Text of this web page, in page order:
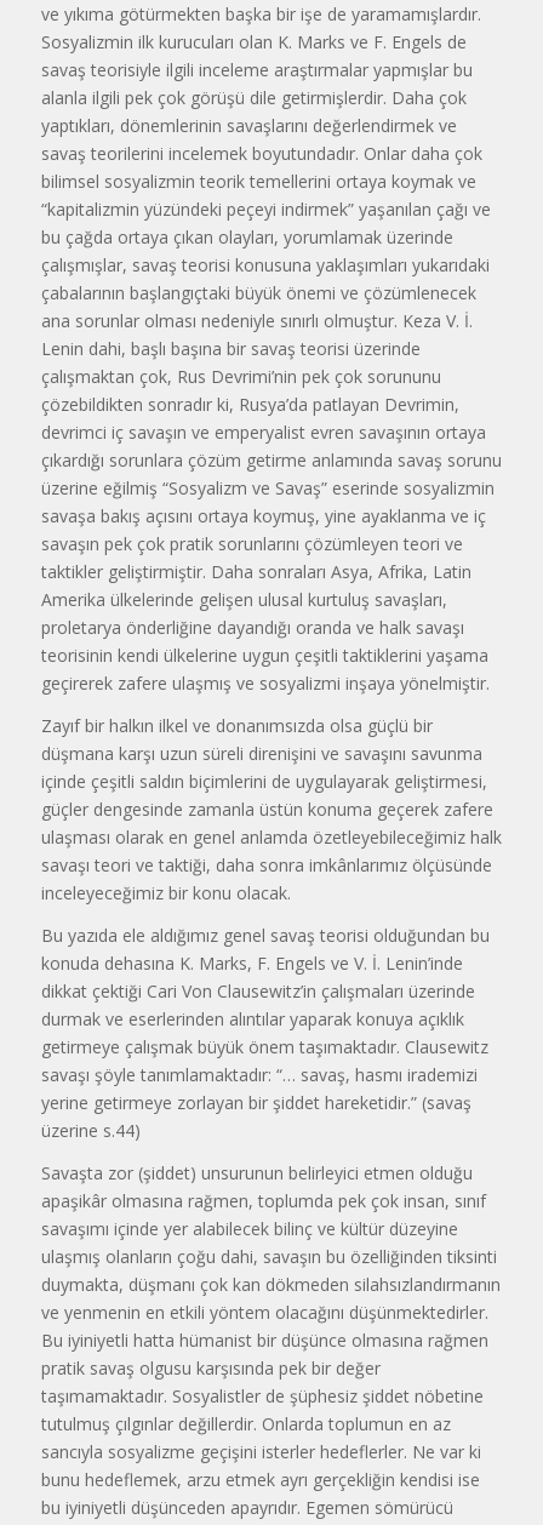
ve yıkıma götürmekten başka bir işe de yaramamışlardır.
Sosyalizmin ilk kurucuları olan K. Marks ve F. Engels de
savaş teorisiyle ilgili inceleme araştırmalar yapmışlar bu
alanla ilgili pek çok görüşü dile getirmişlerdir. Daha çok
yaptıkları, dönemlerinin savaşlarını değerlendirmek ve
savaş teorilerini incelemek boyutundadır. Onlar daha çok
bilimsel sosyalizmin teorik temellerini ortaya koymak ve
“kapitalizmin yüzündeki peçeyi indirmek” yaşanılan çağı ve
bu çağda ortaya çıkan olayları, yorumlamak üzerinde
çalışmışlar, savaş teorisi konusuna yaklaşımları yukarıdaki
çabalarının başlangıçtaki büyük önemi ve çözümlenecek
ana sorunlar olması nedeniyle sınırlı olmuştur. Keza V. İ.
Lenin dahi, başlı başına bir savaş teorisi üzerinde
çalışmaktan çok, Rus Devrimi’nin pek çok sorununu
çözebildikten sonradır ki, Rusya’da patlayan Devrimin,
devrimci iç savaşın ve emperyalist evren savaşının ortaya
çıkardığı sorunlara çözüm getirme anlamında savaş sorunu
üzerine eğilmiş “Sosyalizm ve Savaş” eserinde sosyalizmin
savaşa bakış açısını ortaya koymuş, yine ayaklanma ve iç
savaşın pek çok pratik sorunlarını çözümleyen teori ve
taktikler geliştirmiştir. Daha sonraları Asya, Afrika, Latin
Amerika ülkelerinde gelişen ulusal kurtuluş savaşları,
proletarya önderliğine dayandığı oranda ve halk savaşı
teorisinin kendi ülkelerine uygun çeşitli taktiklerini yaşama
geçirerek zafere ulaşmış ve sosyalizmi inşaya yönelmiştir.
Zayıf bir halkın ilkel ve donanımsızda olsa güçlü bir
düşmana karşı uzun süreli direnişini ve savaşını savunma
içinde çeşitli saldın biçimlerini de uygulayarak geliştirmesi,
güçler dengesinde zamanla üstün konuma geçerek zafere
ulaşması olarak en genel anlamda özetleyebileceğimiz halk
savaşı teori ve taktiği, daha sonra imkânlarımız ölçüsünde
inceleyeceğimiz bir konu olacak.
Bu yazıda ele aldığımız genel savaş teorisi olduğundan bu
konuda dehasına K. Marks, F. Engels ve V. İ. Lenin’inde
dikkat çektiği Cari Von Clausewitz’in çalışmaları üzerinde
durmak ve eserlerinden alıntılar yaparak konuya açıklık
getirmeye çalışmak büyük önem taşımaktadır. Clausewitz
savaşı şöyle tanımlamaktadır: “… savaş, hasmı irademizi
yerine getirmeye zorlayan bir şiddet hareketidir.” (savaş
üzerine s.44)
Savaşta zor (şiddet) unsurunun belirleyici etmen olduğu
apaşikâr olmasına rağmen, toplumda pek çok insan, sınıf
savaşımı içinde yer alabilecek bilinç ve kültür düzeyine
ulaşmış olanların çoğu dahi, savaşın bu özelliğinden tiksinti
duymakta, düşmanı çok kan dökmeden silahsızlandırmanın
ve yenmenin en etkili yöntem olacağını düşünmektedirler.
Bu iyiniyetli hatta hümanist bir düşünce olmasına rağmen
pratik savaş olgusu karşısında pek bir değer
taşımamaktadır. Sosyalistler de şüphesiz şiddet nöbetine
tutulmuş çılgınlar değillerdir. Onlarda toplumun en az
sancıyla sosyalizme geçişini isterler hedeflerler. Ne var ki
bunu hedeflemek, arzu etmek ayrı gerçekliğin kendisi ise
bu iyiniyetli düşünceden apayrıdır. Egemen sömürücü